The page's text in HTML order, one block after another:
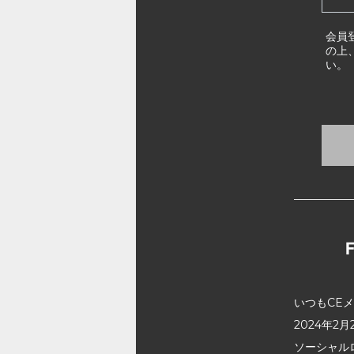
会員
の上
い。
いつもCE
2024年2月
ソーシャ